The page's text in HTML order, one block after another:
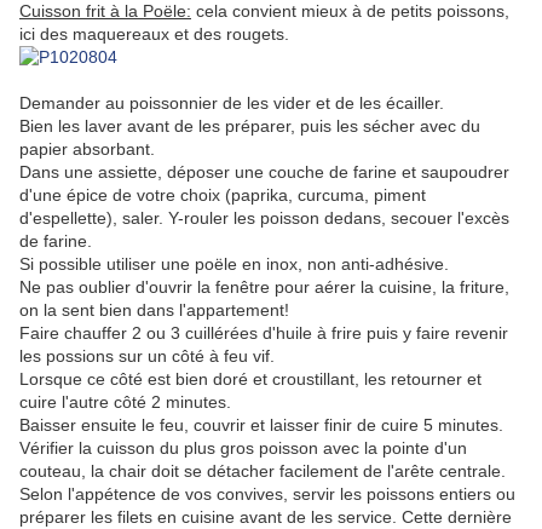
Cuisson frit à la Poële: cela convient mieux à de petits poissons,
ici des maquereaux et des rougets.
Demander au poissonnier de les vider et de les écailler.
Bien les laver avant de les préparer, puis les sécher avec du
papier absorbant.
Dans une assiette, déposer une couche de farine et saupoudrer
d'une épice de votre choix (paprika, curcuma, piment
d'espellette), saler. Y-rouler les poisson dedans, secouer l'excès
de farine.
Si possible utiliser une poële en inox, non anti-adhésive.
Ne pas oublier d'ouvrir la fenêtre pour aérer la cuisine, la friture,
on la sent bien dans l'appartement!
Faire chauffer 2 ou 3 cuillérées d'huile à frire puis y faire revenir
les possions sur un côté à feu vif.
Lorsque ce côté est bien doré et croustillant, les retourner et
cuire l'autre côté 2 minutes.
Baisser ensuite le feu, couvrir et laisser finir de cuire 5 minutes.
Vérifier la cuisson du plus gros poisson avec la pointe d'un
couteau, la chair doit se détacher facilement de l'arête centrale.
Selon l'appétence de vos convives, servir les poissons entiers ou
préparer les filets en cuisine avant de les service. Cette dernière